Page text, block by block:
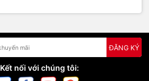
ĐĂNG KÝ
Kết nối với chúng tôi: